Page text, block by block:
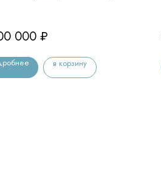
000 ₽
в корзину